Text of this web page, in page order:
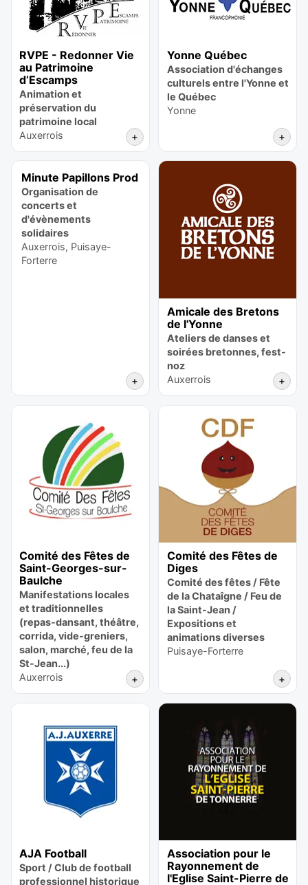
RVPE - Redonner Vie
au Patrimoine
d’Escamps
Animation et
préservation du
patrimoine local
Auxerrois
+
Yonne Québec
Association d'échanges
culturels entre l'Yonne et
le Québec
Yonne
+
Minute Papillons Prod
Organisation de
concerts et
d'évènements
solidaires
Auxerrois, Puisaye-
Forterre
+
Amicale des Bretons
de l'Yonne
Ateliers de danses et
soirées bretonnes, fest-
noz
Auxerrois
+
Comité des Fêtes de
Saint-Georges-sur-
Baulche
Manifestations locales
et traditionnelles
(repas-dansant, théâtre,
corrida, vide-greniers,
salon, marché, feu de la
St-Jean...)
Auxerrois
+
Comité des Fêtes de
Diges
Comité des fêtes / Fête
de la Chataîgne / Feu de
la Saint-Jean /
Expositions et
animations diverses
Puisaye-Forterre
+
AJA Football
Sport / Club de football
professionnel historique
Association pour le
Rayonnement de
l'Eglise Saint-Pierre de